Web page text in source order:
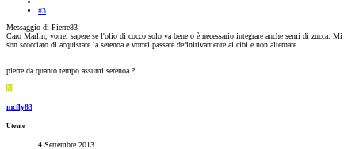
#3
Messaggio di Pierre83
Caro Marlin, vorrei sapere se l'olio di cocco solo va bene o è necessario integrare anche semi di zucca. Mi
son scocciato di acquistare la serenoa e vorrei passare definitivamente ai cibi e non alternare.
pierre da quanto tempo assumi serenoa ?
M
mcfly83
Utente
4 Settembre 2013